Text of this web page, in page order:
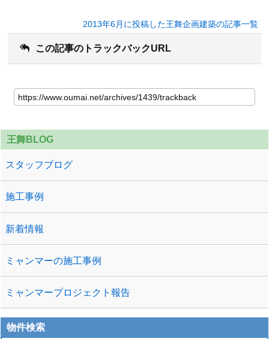
2013年6月に投稿した王舞企画建築の記事一覧
この記事のトラックバックURL
王舞BLOG
スタッフブログ
施工事例
新着情報
ミャンマーの施工事例
ミャンマープロジェクト報告
物件検索